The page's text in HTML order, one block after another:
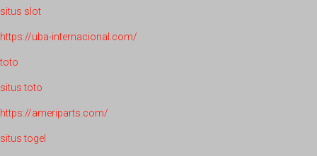
situs slot
https://uba-internacional.com/
toto
situs toto
https://ameriparts.com/
situs togel